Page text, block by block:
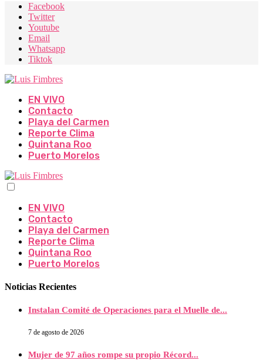
Facebook
Twitter
Youtube
Email
Whatsapp
Tiktok
EN VIVO
Contacto
Playa del Carmen
Reporte Clima
Quintana Roo
Puerto Morelos
EN VIVO
Contacto
Playa del Carmen
Reporte Clima
Quintana Roo
Puerto Morelos
Noticias Recientes
Instalan Comité de Operaciones para el Muelle de...
7 de agosto de 2026
Mujer de 97 años rompe su propio Récord...